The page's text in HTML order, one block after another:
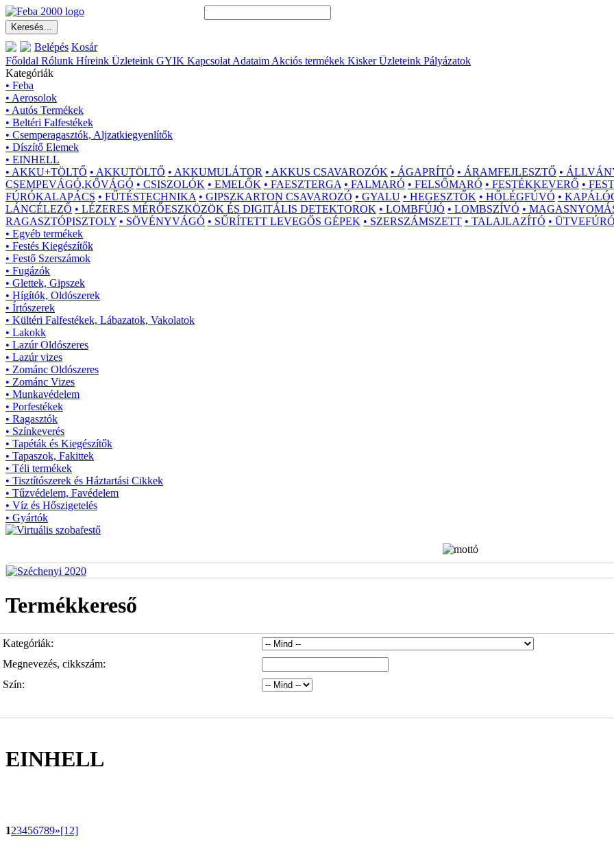
Belépés Kosár
Főoldal Rólunk Híreink Üzleteink GYIK Kapcsolat Adataim Akciós termékek Kisker Üzleteink Pályázatok
Kategóriák
• Feba
• Aerosolok
• Autós Termékek
• Beltéri Falfestékek
• Csemperagasztók, Aljzatkiegyenlítők
• Díszítő Elemek
• EINHELL
• AKKU+TÖLTŐ • AKKUTÖLTŐ • AKKUMULÁTOR • AKKUS CSAVAROZÓK • ÁGAPRÍTÓ • ÁRAMFEJLESZTŐ •
CSEMPEVÁGÓ,KŐVÁGÓ • CSISZOLÓK • EMELŐK • FAESZTERGA • FALMARÓ • FELSŐMARÓ • FESTÉKKEVERŐ •
FÚRÓKALAPÁCS • FŰTÉSTECHNIKA • GIPSZKARTON CSAVAROZÓ • GYALU • HEGESZTŐK • HŐLÉGFÚVÓ •
LÁNCÉLEZŐ • LÉZERES MÉRŐESZKÖZÖK ÉS DIGITÁLIS DETEKTOROK • LOMBFÚJÓ • LOMBSZÍVÓ •
RAGASZTÓPISZTOLY • SÖVÉNYVÁGÓ • SŰRÍTETT LEVEGŐS GÉPEK • SZERSZÁMSZETT • TALAJLAZÍTÓ • ÜTVEFÚRÓ
• Egyéb termékek
• Festés Kiegészítők
• Festő Szerszámok
• Fugázók
• Glettek, Gipszek
• Hígítók, Oldószerek
• Írtószerek
• Kültéri Falfestékek, Lábazatok, Vakolatok
• Lakokk
• Lazúr Oldószeres
• Lazúr vizes
• Zománc Oldószeres
• Zománc Vizes
• Munkavédelem
• Porfestékek
• Ragasztók
• Színkeverés
• Tapéták és Kiegészítők
• Tapaszok, Fakittek
• Téli termékek
• Tisztítószerek és Háztartási Cikkek
• Tűzvédelem, Favédelem
• Víz és Hőszigetelés
• Gyártók
Termékkereső
Kategóriák:
Megnevezés, cikkszám:
Szín:
EINHELL
123456789»[12]